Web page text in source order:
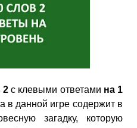
2с клевыми ответами на 1
в данной игре содержит в
загадку, которую